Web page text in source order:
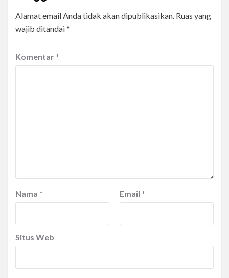
Alamat email Anda tidak akan dipublikasikan. Ruas yang
wajib ditandai*
Komentar *
Nama * Email *
Situs Web